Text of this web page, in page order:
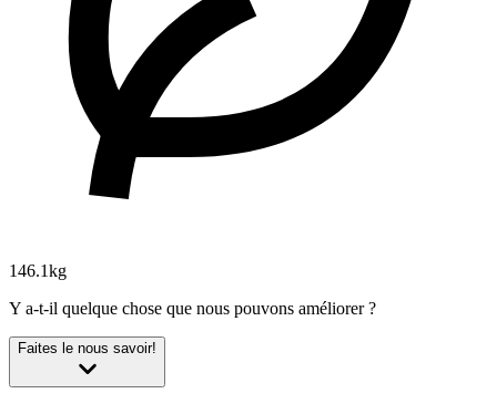
146.1kg
Y a-t-il quelque chose que nous pouvons améliorer ?
Faites le nous savoir!